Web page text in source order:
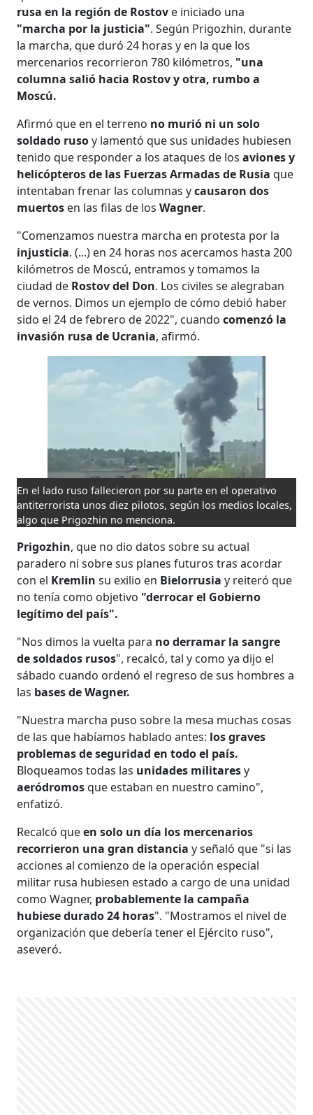
rusa en la región de Rostov e iniciado una
"marcha por la justicia". Según Prigozhin, durante
la marcha, que duró 24 horas y en la que los
mercenarios recorrieron 780 kilómetros, "una
columna salió hacia Rostov y otra, rumbo a
Moscú.
Afirmó que en el terreno no murió ni un solo
soldado rusoy lamentó que sus unidades hubiesen
tenido que responder a los ataques de losaviones y
helicópteros de las Fuerzas Armadas de Rusia que
intentaban frenar las columnas ycausaron dos
muertos en las filas de losWagner.
"Comenzamos nuestra marcha en protesta por la
injusticia. (...) en 24 horas nos acercamos hasta 200
kilómetros de Moscú, entramos y tomamos la
ciudad de Rostov del Don. Los civiles se alegraban
de vernos. Dimos un ejemplo de cómo debió haber
sido el 24 de febrero de 2022", cuando comenzó la
invasión rusa de Ucrania, afirmó.
En el lado ruso fallecieron por su parte en el operativo
antiterrorista unos diez pilotos, según los medios locales,
algo que Prigozhin no menciona.
Prigozhin, que no dio datos sobre su actual
paradero ni sobre sus planes futuros tras acordar
con el Kremlinsu exilio en Bielorrusiay reiteró que
no tenía como objetivo "derrocar el Gobierno
legítimo del país".
"Nos dimos la vuelta para no derramar la sangre
de soldados rusos", recalcó, tal y como ya dijo el
sábado cuando ordenó el regreso de sus hombres a
las bases de Wagner.
"Nuestra marcha puso sobre la mesa muchas cosas
de las que habíamos hablado antes: los graves
problemas de seguridad en todo el país.
Bloqueamos todas las unidades militaresy
aeródromosque estaban en nuestro camino",
enfatizó.
Recalcó queen solo un día los mercenarios
recorrieron una gran distanciay señaló que "si las
acciones al comienzo de la operación especial
militar rusa hubiesen estado a cargo de una unidad
como Wagner, probablemente la campaña
hubiese durado 24 horas". "Mostramos el nivel de
organización que debería tener el Ejército ruso",
aseveró.